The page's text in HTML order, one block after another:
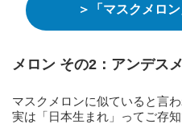
＞「マスクメロ
メロン その2：アンデス
マスクメロンに似ていると言
実は「日本生まれ」ってご存